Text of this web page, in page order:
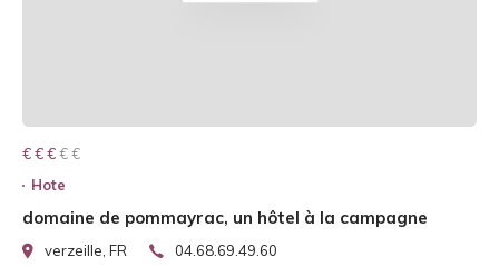
€ € € € €
€ € €
Hote
domaine de pommayrac, un hôtel à la campagne
verzeille, FR 04.68.69.49.60